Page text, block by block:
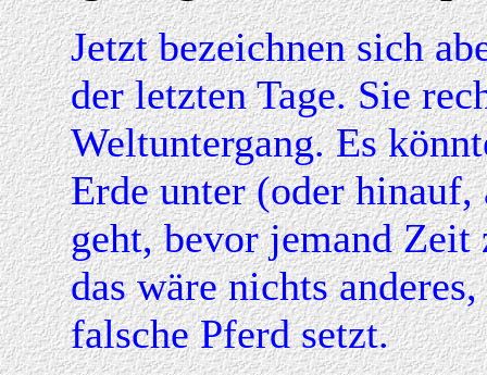
Jetzt bezeichnen sich
der letzten Tage. Sie
Weltuntergang. Es
Erde unter (oder hinauf,
geht, bevor jemand Zeit
das wäre nichts
falsche Pferd setzt.